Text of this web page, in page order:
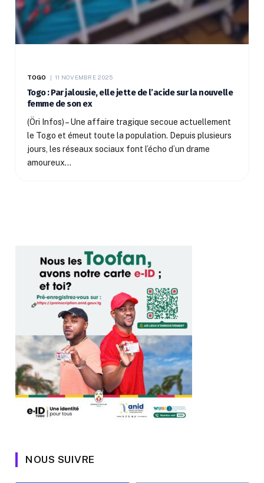
TOGO 11 NOVEMBRE 2025
Togo : Par jalousie, elle jette de l’acide sur la nouvelle
femme de son ex
(Öri Infos) – Une affaire tragique secoue actuellement
le Togo et émeut toute la population. Depuis plusieurs
jours, les réseaux sociaux font l’écho d’un drame
amoureux…
NOUS SUIVRE